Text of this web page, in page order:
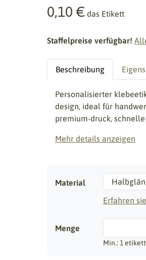
0,10 € das Etikett
Staffelpreise verfügbar!
Beschreibung
Personalisierter
design, ideal für
premium-druck,
Mehr details anzeigen
Material
Erfahren
Menge
Min.: 1 etikett